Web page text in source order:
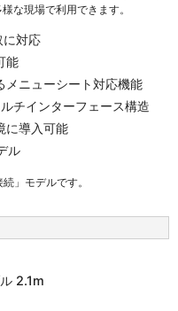
な現場で利用できます。
対応
能
メニューシート対応機能
チインターフェース構造
に導入可能
ル
」 モデルです。
2.1m